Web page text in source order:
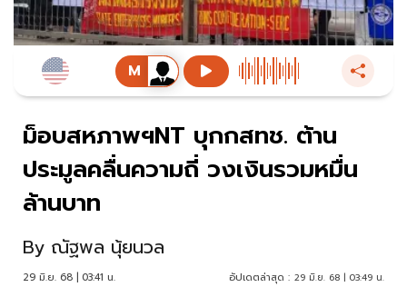
ม็อบสหภาพฯNT บุกกสทช. ต้าน
ประมูลคลื่นความถี่ วงเงินรวมหมื่น
ล้านบาท
By ณัฐพล นุ้ยนวล
29 มิ.ย. 68 | 03:41 น. อัปเดตล่าสุด : 29 มิ.ย. 68 | 03:49 น.